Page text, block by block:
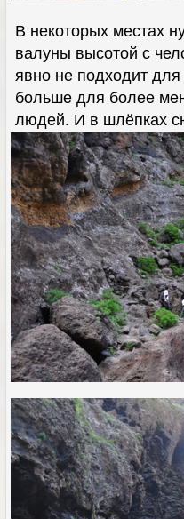
В некоторых местах
валуны высотой с
явно не подходит
больше для более
людей. И в шлёпках